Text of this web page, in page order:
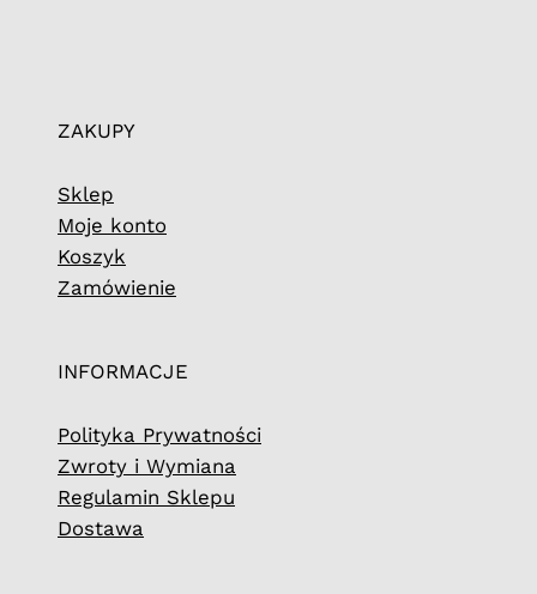
ZAKUPY
Sklep
Moje konto
Koszyk
Zamówienie
INFORMACJE
Polityka Prywatności
Zwroty i Wymiana
Regulamin Sklepu
Dostawa